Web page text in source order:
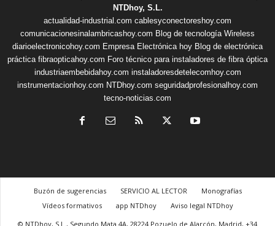
NTDhoy, S.L.
actualidad-industrial.com cablesyconectoreshoy.com
comunicacionesinalambricashoy.com Blog de tecnología Wireless
diarioelectronicohoy.com Empresa Electrónica hoy Blog de electrónica
práctica fibraopticahoy.com Foro técnico para instaladores de fibra óptica
industriaembebidahoy.com instaladoresdetelecomhoy.com
instrumentacionhoy.com NTDhoy.com seguridadprofesionalhoy.com
tecno-noticias.com
Buzón de sugerencias SERVICIO AL LECTOR
Monografías
Vídeos formativos
app NTDhoy
Aviso legal NTDhoy
© NTDhoy, S.L., Segundo Mata 4A, 28224 Pozuelo de Alarcón, Madrid, +34